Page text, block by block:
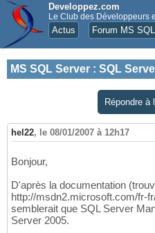
Developpez.com
Le Club des Développeurs
Actus Forum MS
MS SQL Server : SQL
Répondre à
hel22, le 08/01/2007 à 12h17
Bonjour,
D'après la documentation
http://msdn2.microsoft.com/fr-
semblerait que SQL Server
Server 2005.